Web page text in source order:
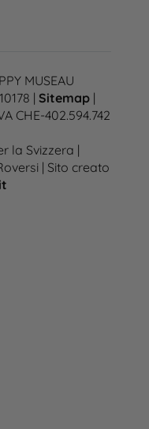
MUSEAU
| Sitemap|
CHE-402.594.742
la Svizzera |
| Sito creato